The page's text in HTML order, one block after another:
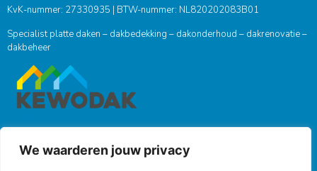
We waarderen jouw privacy
KvK-nummer: 27330935 | BTW-nummer: NL820202083B01
Specialist platte daken – dakbedekking – dakonderhoud – dakrenovatie –
dakbeheer
ONZE SOCIALS